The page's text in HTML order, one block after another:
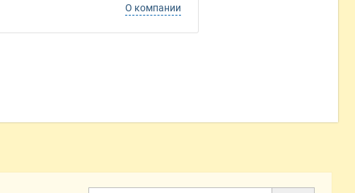
О компании